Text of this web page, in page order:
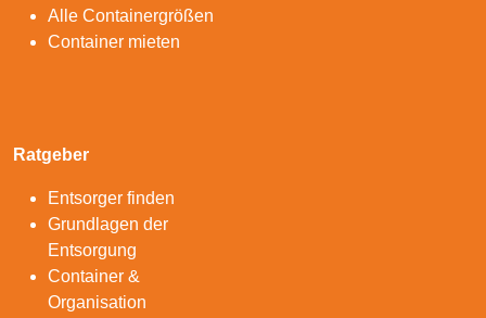
Alle Containergrößen
Container mieten
Ratgeber
Entsorger finden
Grundlagen der
Entsorgung
Container &
Organisation